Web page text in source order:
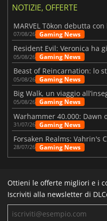
NOTIZIE, OFFERTE
07/08/26 Gaming News
05/08/26 Gaming News
05/08/26 Gaming News
Big Walk, un viaggio
05/08/26 Gaming News
31/07/26 Gaming News
28/07/26 Gaming News
Ottieni le offerte migliori e i
Iscriviti alla newsletter di